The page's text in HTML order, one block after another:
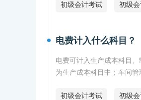
初级会计考试 初级
电费计入什么科目？
电费可计入生产成本科目
为生产成本科目中；车间
初级会计考试 初级